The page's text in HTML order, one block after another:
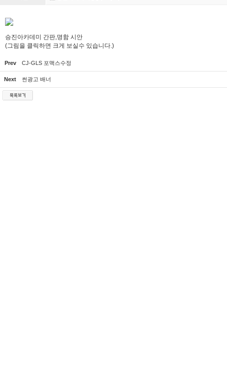
승진아카데미 간판,명함 시안
(그림을 클릭하면 크게 보실수 있습니다.)
Prev CJ-GLS 포맥스수정
Next 썬광고 배너